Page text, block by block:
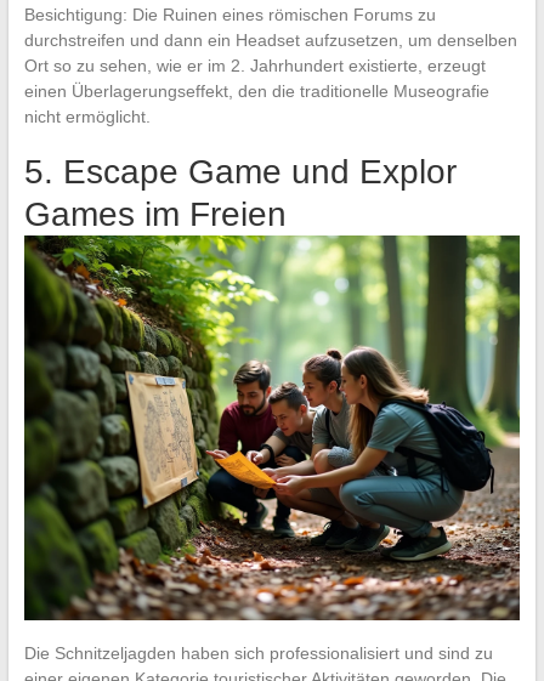
Besichtigung: Die Ruinen eines römischen Forums zu
durchstreifen und dann ein Headset aufzusetzen, um denselben
Ort so zu sehen, wie er im 2. Jahrhundert existierte, erzeugt
einen Überlagerungseffekt, den die traditionelle Museografie
nicht ermöglicht.
5. Escape Game und Explor
Games im Freien
Die Schnitzeljagden haben sich professionalisiert und sind zu